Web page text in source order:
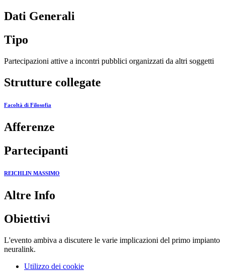
Dati Generali
Tipo
Partecipazioni attive a incontri pubblici organizzati da altri soggetti
Strutture collegate
Facoltà di Filosofia
Afferenze
Partecipanti
REICHLIN MASSIMO
Altre Info
Obiettivi
L'evento ambiva a discutere le varie implicazioni del primo impianto
neuralink.
Utilizzo dei cookie